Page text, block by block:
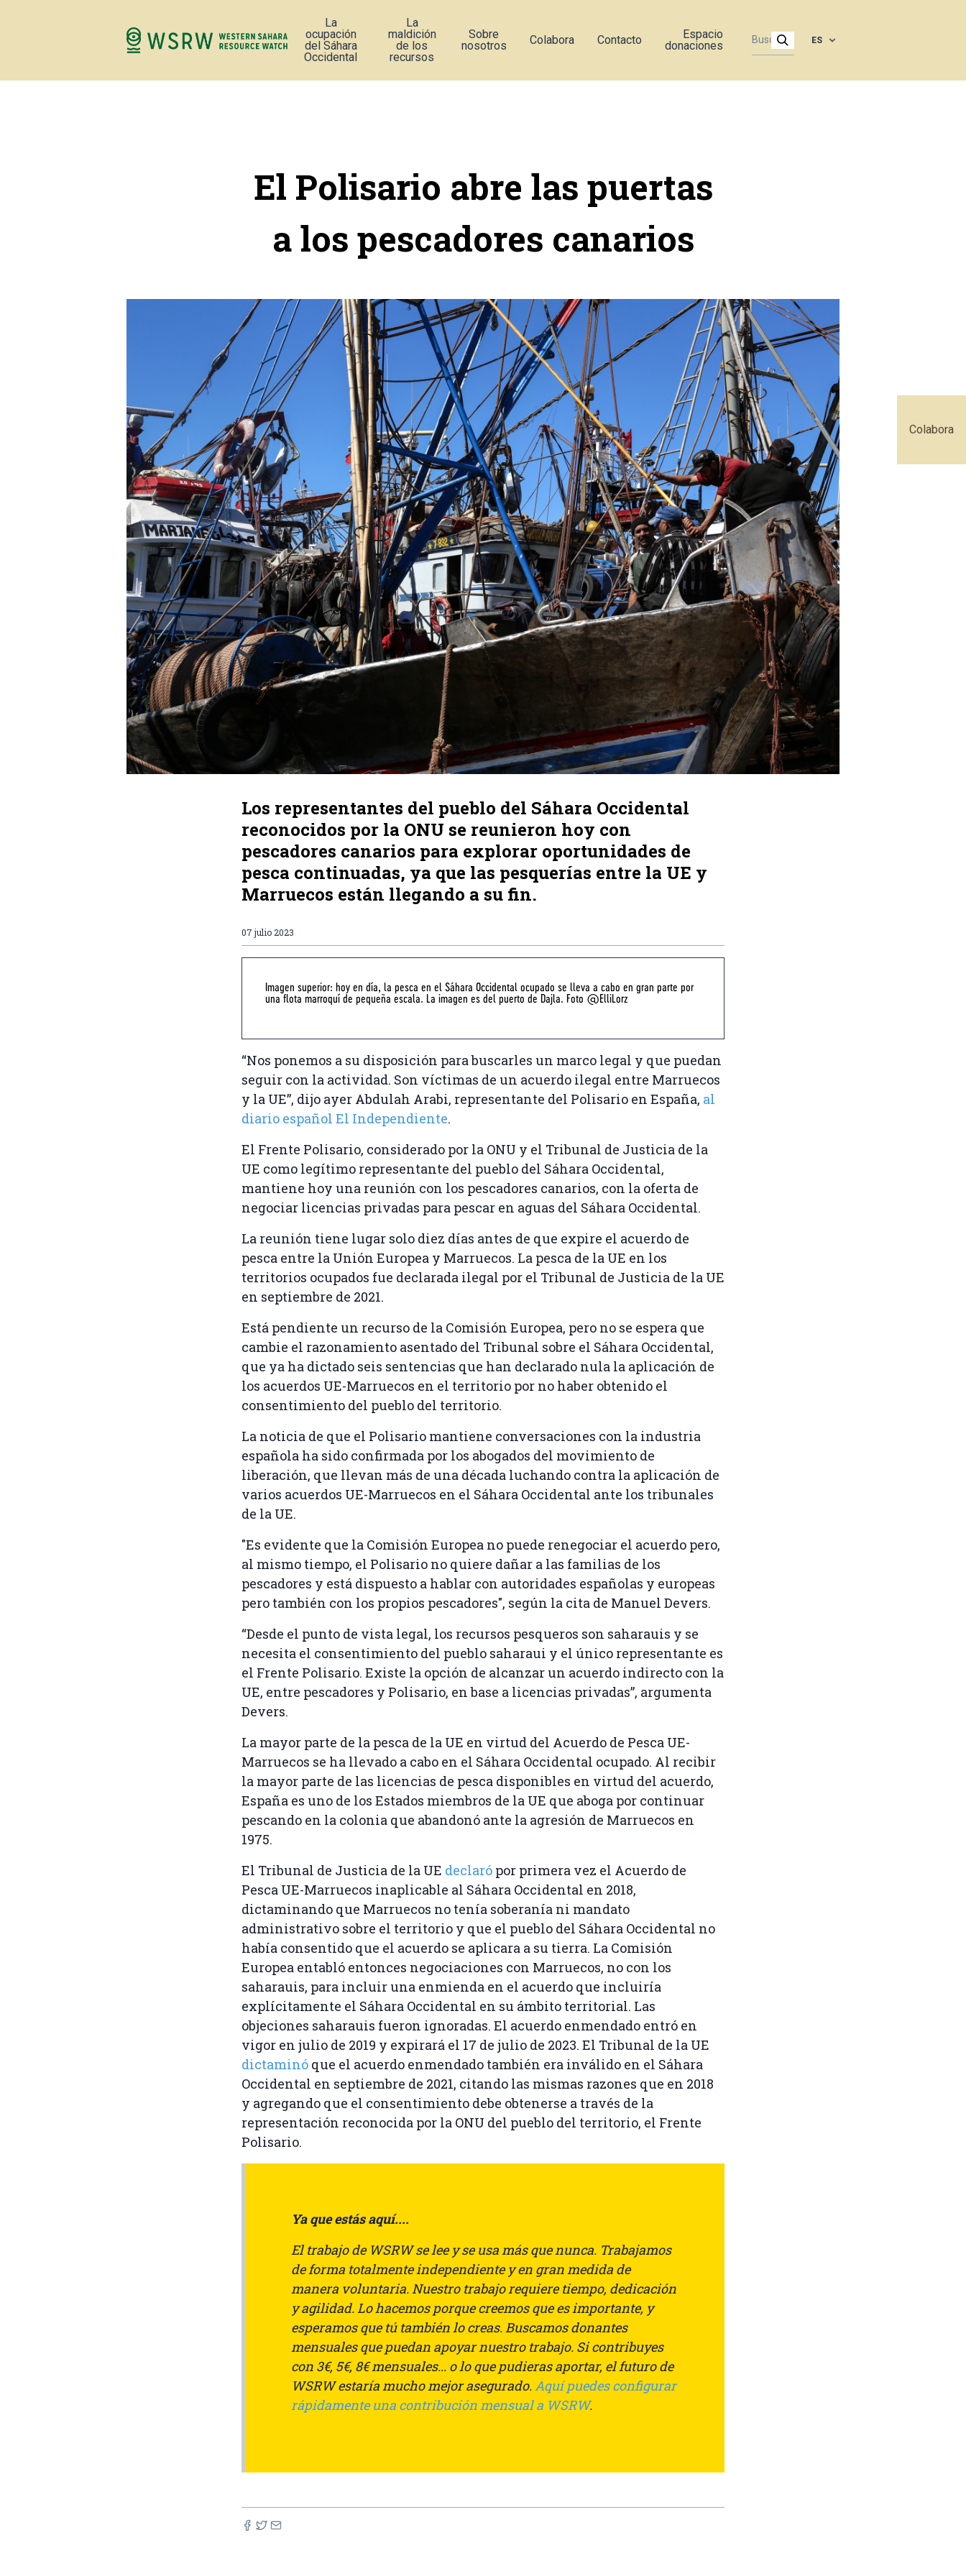
Colabora
La
ocupación
del Sáhara
Occidental
La
maldición
de los
recursos
Sobre
nosotros
Colabora Contacto
Espacio
donaciones
ES
El Polisario abre las puertas
a los pescadores canarios
Los representantes del pueblo del Sáhara Occidental
reconocidos por la ONU se reunieron hoy con
pescadores canarios para explorar oportunidades de
pesca continuadas, ya que las pesquerías entre la UE y
Marruecos están llegando a su fin.
07 julio 2023
Imagen superior: hoy en día, la pesca en el Sáhara Occidental ocupado se lleva a cabo en gran parte por
una flota marroquí de pequeña escala. La imagen es del puerto de Dajla. Foto @ElliLorz
“Nos ponemos a su disposición para buscarles un marco legal y que puedan
seguir con la actividad. Son víctimas de un acuerdo ilegal entre Marruecos
y la UE”, dijo ayer Abdulah Arabi, representante del Polisario en España, al
diario español El Independiente.
El Frente Polisario, considerado por la ONU y el Tribunal de Justicia de la
UE como legítimo representante del pueblo del Sáhara Occidental,
mantiene hoy una reunión con los pescadores canarios, con la oferta de
negociar licencias privadas para pescar en aguas del Sáhara Occidental.
La reunión tiene lugar solo diez días antes de que expire el acuerdo de
pesca entre la Unión Europea y Marruecos. La pesca de la UE en los
territorios ocupados fue declarada ilegal por el Tribunal de Justicia de la UE
en septiembre de 2021.
Está pendiente un recurso de la Comisión Europea, pero no se espera que
cambie el razonamiento asentado del Tribunal sobre el Sáhara Occidental,
que ya ha dictado seis sentencias que han declarado nula la aplicación de
los acuerdos UE-Marruecos en el territorio por no haber obtenido el
consentimiento del pueblo del territorio.
La noticia de que el Polisario mantiene conversaciones con la industria
española ha sido confirmada por los abogados del movimiento de
liberación, que llevan más de una década luchando contra la aplicación de
varios acuerdos UE-Marruecos en el Sáhara Occidental ante los tribunales
de la UE.
"Es evidente que la Comisión Europea no puede renegociar el acuerdo pero,
al mismo tiempo, el Polisario no quiere dañar a las familias de los
pescadores y está dispuesto a hablar con autoridades españolas y europeas
pero también con los propios pescadores", según la cita de Manuel Devers.
“Desde el punto de vista legal, los recursos pesqueros son saharauis y se
necesita el consentimiento del pueblo saharaui y el único representante es
el Frente Polisario. Existe la opción de alcanzar un acuerdo indirecto con la
UE, entre pescadores y Polisario, en base a licencias privadas”, argumenta
Devers.
La mayor parte de la pesca de la UE en virtud del Acuerdo de Pesca UE-
Marruecos se ha llevado a cabo en el Sáhara Occidental ocupado. Al recibir
la mayor parte de las licencias de pesca disponibles en virtud del acuerdo,
España es uno de los Estados miembros de la UE que aboga por continuar
pescando en la colonia que abandonó ante la agresión de Marruecos en
1975.
El Tribunal de Justicia de la UE declaró por primera vez el Acuerdo de
Pesca UE-Marruecos inaplicable al Sáhara Occidental en 2018,
dictaminando que Marruecos no tenía soberanía ni mandato
administrativo sobre el territorio y que el pueblo del Sáhara Occidental no
había consentido que el acuerdo se aplicara a su tierra. La Comisión
Europea entabló entonces negociaciones con Marruecos, no con los
saharauis, para incluir una enmienda en el acuerdo que incluiría
explícitamente el Sáhara Occidental en su ámbito territorial. Las
objeciones saharauis fueron ignoradas. El acuerdo enmendado entró en
vigor en julio de 2019 y expirará el 17 de julio de 2023. El Tribunal de la UE
dictaminó que el acuerdo enmendado también era inválido en el Sáhara
Occidental en septiembre de 2021, citando las mismas razones que en 2018
y agregando que el consentimiento debe obtenerse a través de la
representación reconocida por la ONU del pueblo del territorio, el Frente
Polisario.
Ya que estás aquí....
El trabajo de WSRW se lee y se usa más que nunca. Trabajamos
de forma totalmente independiente y en gran medida de
manera voluntaria. Nuestro trabajo requiere tiempo, dedicación
y agilidad. Lo hacemos porque creemos que es importante, y
esperamos que tú también lo creas. Buscamos donantes
mensuales que puedan apoyar nuestro trabajo. Si contribuyes
con 3€, 5€, 8€ mensuales... o lo que pudieras aportar, el futuro de
WSRW estaría mucho mejor asegurado.Aquí puedes configurar
rápidamente una contribución mensual a WSRW.